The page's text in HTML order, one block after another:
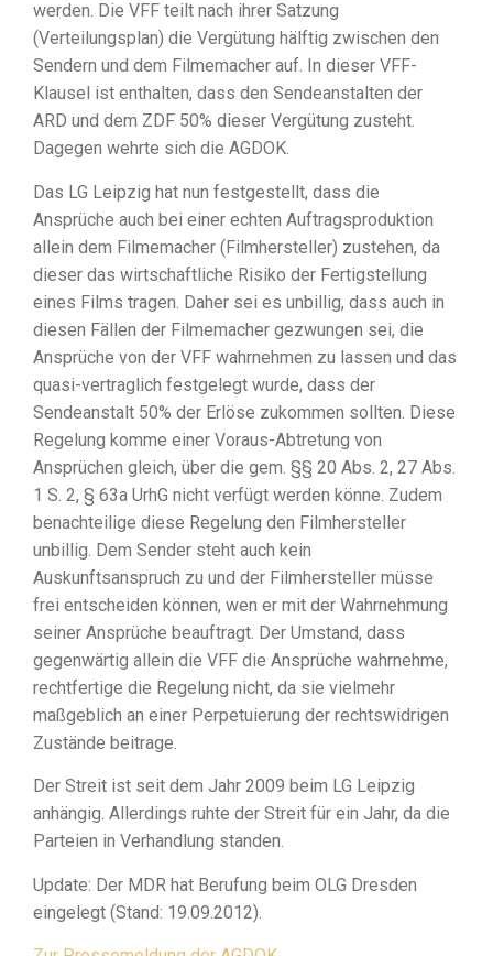
werden. Die VFF teilt nach ihrer Satzung
(Verteilungsplan) die Vergütung hälftig zwischen den
Sendern und dem Filmemacher auf. In dieser VFF-
Klausel ist enthalten, dass den Sendeanstalten der
ARD und dem ZDF 50% dieser Vergütung zusteht.
Dagegen wehrte sich die AGDOK.
Das LG Leipzig hat nun festgestellt, dass die
Ansprüche auch bei einer echten Auftragsproduktion
allein dem Filmemacher (Filmhersteller) zustehen, da
dieser das wirtschaftliche Risiko der Fertigstellung
eines Films tragen. Daher sei es unbillig, dass auch in
diesen Fällen der Filmemacher gezwungen sei, die
Ansprüche von der VFF wahrnehmen zu lassen und das
quasi-vertraglich festgelegt wurde, dass der
Sendeanstalt 50% der Erlöse zukommen sollten. Diese
Regelung komme einer Voraus-Abtretung von
Ansprüchen gleich, über die gem. §§ 20 Abs. 2, 27 Abs.
1 S. 2, § 63a UrhG nicht verfügt werden könne. Zudem
benachteilige diese Regelung den Filmhersteller
unbillig. Dem Sender steht auch kein
Auskunftsanspruch zu und der Filmhersteller müsse
frei entscheiden können, wen er mit der Wahrnehmung
seiner Ansprüche beauftragt. Der Umstand, dass
gegenwärtig allein die VFF die Ansprüche wahrnehme,
rechtfertige die Regelung nicht, da sie vielmehr
maßgeblich an einer Perpetuierung der rechtswidrigen
Zustände beitrage.
Der Streit ist seit dem Jahr 2009 beim LG Leipzig
anhängig. Allerdings ruhte der Streit für ein Jahr, da die
Parteien in Verhandlung standen.
Update: Der MDR hat Berufung beim OLG Dresden
eingelegt (Stand: 19.09.2012).